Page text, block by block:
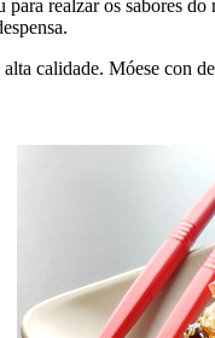
realzar os sabores
calidade. Móese con